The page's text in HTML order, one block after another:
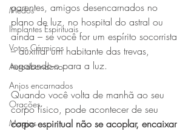
Medos
Implantes Espirituais
Votos Cármicos
Autoabandono
Anjos encarnados
Orações
Magias
parentes, amigos desencarnados no
plano de luz, no hospital do astral ou
ainda – se você for um espírito socorrista
– auxiliar um habitante das trevas,
regatando-o para a luz.
Quando você volta de manhã ao seu
corpo físico, pode acontecer de seu
corpo espiritual não se acoplar, encaixar